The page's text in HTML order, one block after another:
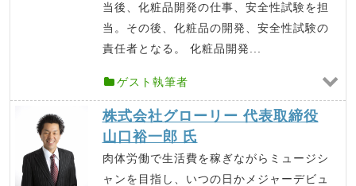
当後、化粧品開発の仕事、安全性試験を担
当。その後、化粧品の開発、安全性試験の
責任者となる。 化粧品開発...
ゲスト執筆者
株式会社グローリー 代表取締役
山口裕一郎 氏
肉体労働で生活費を稼ぎながらミュージシ
ャンを目指し、いつの日かメジャーデビュ